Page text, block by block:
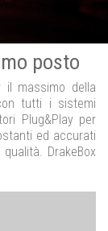
posto
il massimo della
tutti i sistemi
Plug&Play per
ed accurati
DrakeBox